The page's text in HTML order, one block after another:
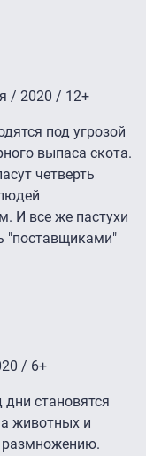
/ 2020 / 12+
под угрозой
выпаса скота.
четверть
И все же пастухи
"поставщиками"
/ 6+
становятся
животных и
размножению.